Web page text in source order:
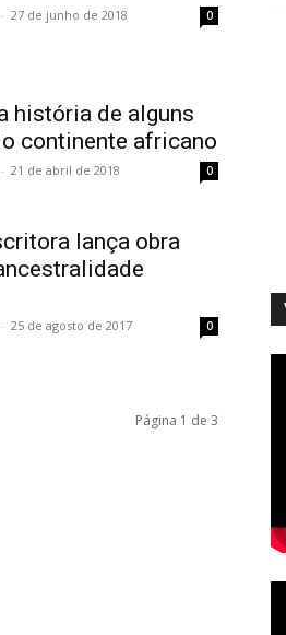
- 27 de junho de 2018 0
história de alguns
continente africano
- 21 de abril de 2018 0
lança obra
- 25 de agosto de 2017 0
Página 1 de 3